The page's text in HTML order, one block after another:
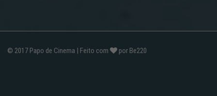
© 2017 Papo de Cinema | Feito com por Be220